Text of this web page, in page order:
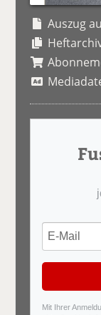
Auszug
Mit Ihrer